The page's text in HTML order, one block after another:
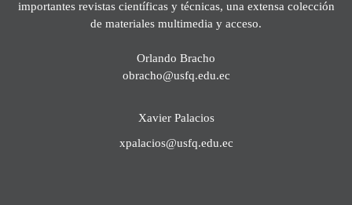
importantes revistas científicas y técnicas, una extensa colección
de materiales multimedia y acceso.
Orlando Bracho
obracho@usfq.edu.ec
Xavier Palacios
xpalacios@usfq.edu.ec